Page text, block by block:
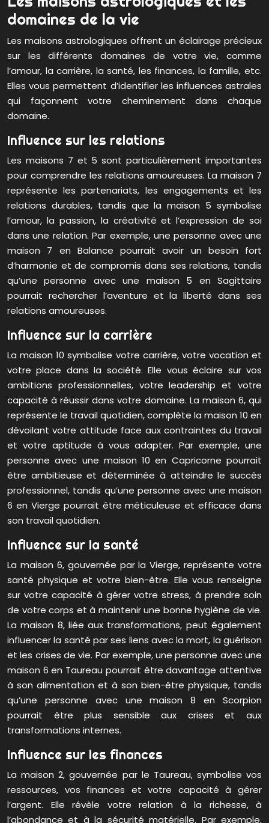
domaines de la vie
Les maisons astrologiques offrent un éclairage précieux
sur les différents domaines de votre vie, comme
l’amour, la carrière, la santé, les finances, la famille, etc.
Elles vous permettent d’identifier les influences astrales
qui façonnent votre cheminement dans chaque
domaine.
Influence sur les relations
Les maisons 7 et 5 sont particulièrement importantes
pour comprendre les relations amoureuses. La maison 7
représente les partenariats, les engagements et les
relations durables, tandis que la maison 5 symbolise
l’amour, la passion, la créativité et l’expression de soi
dans une relation. Par exemple, une personne avec une
maison 7 en Balance pourrait avoir un besoin fort
d’harmonie et de compromis dans ses relations, tandis
qu’une personne avec une maison 5 en Sagittaire
pourrait rechercher l’aventure et la liberté dans ses
relations amoureuses.
Influence sur la carrière
La maison 10 symbolise votre carrière, votre vocation et
votre place dans la société. Elle vous éclaire sur vos
ambitions professionnelles, votre leadership et votre
capacité à réussir dans votre domaine. La maison 6, qui
représente le travail quotidien, complète la maison 10 en
dévoilant votre attitude face aux contraintes du travail
et votre aptitude à vous adapter. Par exemple, une
personne avec une maison 10 en Capricorne pourrait
être ambitieuse et déterminée à atteindre le succès
professionnel, tandis qu’une personne avec une maison
6 en Vierge pourrait être méticuleuse et efficace dans
son travail quotidien.
Influence sur la santé
La maison 6, gouvernée par la Vierge, représente votre
santé physique et votre bien-être. Elle vous renseigne
sur votre capacité à gérer votre stress, à prendre soin
de votre corps et à maintenir une bonne hygiène de vie.
La maison 8, liée aux transformations, peut également
influencer la santé par ses liens avec la mort, la guérison
et les crises de vie. Par exemple, une personne avec une
maison 6 en Taureau pourrait être davantage attentive
à son alimentation et à son bien-être physique, tandis
qu’une personne avec une maison 8 en Scorpion
pourrait être plus sensible aux crises et aux
transformations internes.
Influence sur les finances
La maison 2, gouvernée par le Taureau, symbolise vos
ressources, vos finances et votre capacité à gérer
l’argent. Elle révèle votre relation à la richesse, à
l’abondance et à la sécurité matérielle. Par exemple,